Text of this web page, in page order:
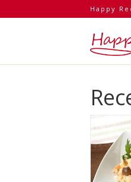
Happy